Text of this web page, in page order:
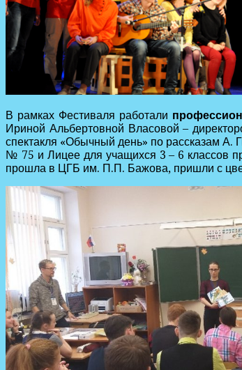
В рамках Фестиваля работали
Ириной Альбертовной Власовой –
спектакля «Обычный день» по рассказам
№ 75 и Лицее для учащихся 3 – 6 классов
прошла в ЦГБ им. П.П. Бажова, пришли с